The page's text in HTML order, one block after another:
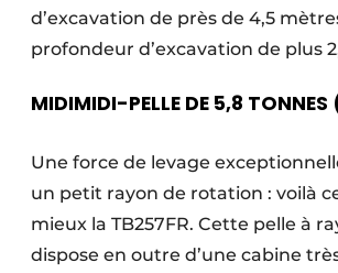
d’excavation de près de 4,5
profondeur d’excavation de plus
MIDIMIDI-PELLE DE 5,8
Une force de levage
un petit rayon de rotation : voilà
mieux la TB257FR. Cette pelle à
dispose en outre d’une cabine